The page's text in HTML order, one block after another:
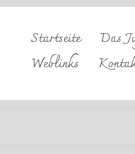
Startseite Das
Weblinks